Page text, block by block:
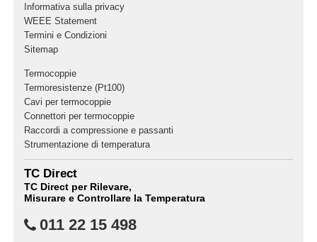
Informativa sulla privacy
WEEE Statement
Termini e Condizioni
Sitemap
Termocoppie
Termoresistenze (Pt100)
Cavi per termocoppie
Connettori per termocoppie
Raccordi a compressione e passanti
Strumentazione di temperatura
TC Direct
TC Direct per Rilevare,
Misurare e Controllare la Temperatura
011 22 15 498